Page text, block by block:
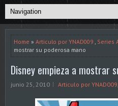
Home » Articulo por YNAD009 , Series
mostrar su poderosa mano
Disney empieza a mostrar
junio 25, 2010 Articulo por YNAD009,